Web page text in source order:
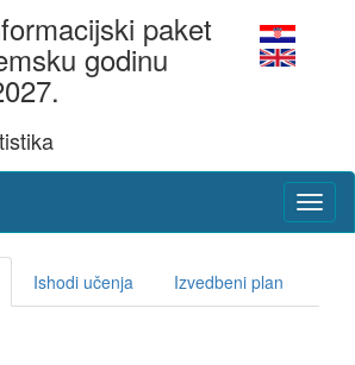
paket
godinu
Ishodi učenja Izvedbeni plan